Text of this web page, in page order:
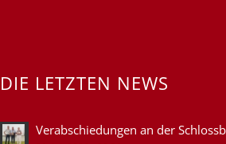
DIE LETZTEN NEWS
Verabschiedungen an der